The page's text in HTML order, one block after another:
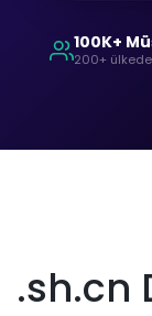
100K+
200+
.sh.cn